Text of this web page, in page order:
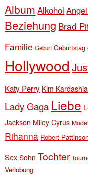
Album Alkohol
Beziehung Brad
Familie Geburt Geburtstag
Hollywood
Katy Perry Kim
Lady Gaga Liebe
Jackson Miley Cyrus Model
Rihanna Robert
Sex Sohn Tochter
Verlobung